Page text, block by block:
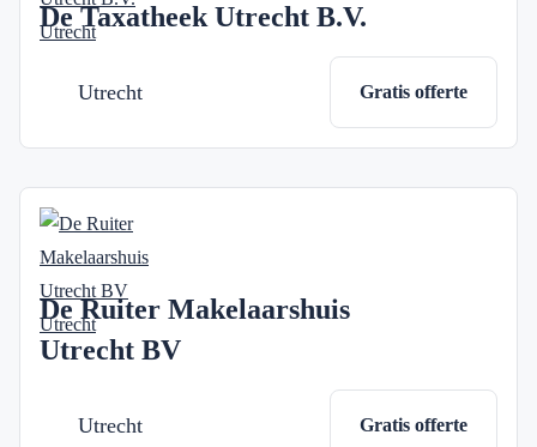
De Taxatheek Utrecht B.V.
Utrecht Gratis offerte
De Ruiter Makelaarshuis
Utrecht BV
Utrecht Gratis offerte